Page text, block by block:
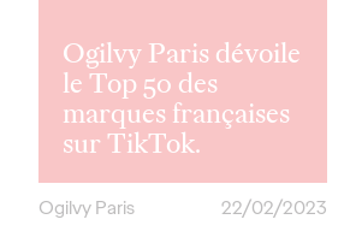
Ogilvy Paris dévoile
le Top 50 des
marques françaises
sur TikTok.
Ogilvy Paris
22/02/2023